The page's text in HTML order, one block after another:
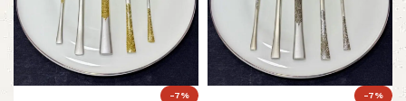
-7%
-7%